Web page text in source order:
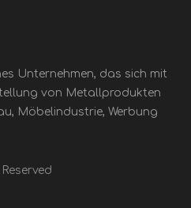
Unternehmen, das sich mit
von Metallprodukten
Möbelindustrie, Werbung